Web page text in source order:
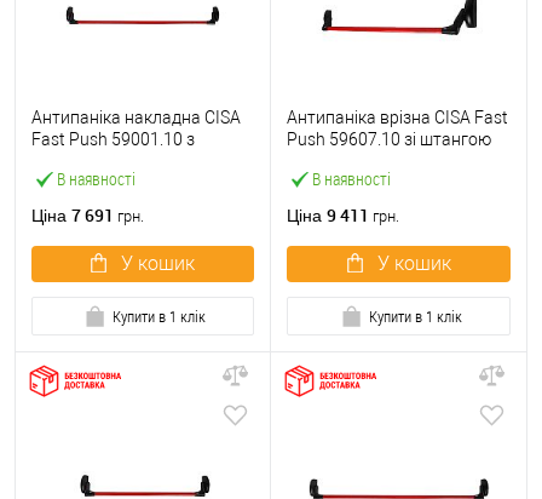
В наявності
Антипаніка накладна CISA
Fast Push 59001.10 з
мм червона
Ціна 7 691 грн.
У кошик
Купити в 1 клік
В наявності
Антипаніка врізна CISA Fast
Push 59607.10 зі штангою
Ціна 9 411 грн.
У кошик
Купити в 1 клік